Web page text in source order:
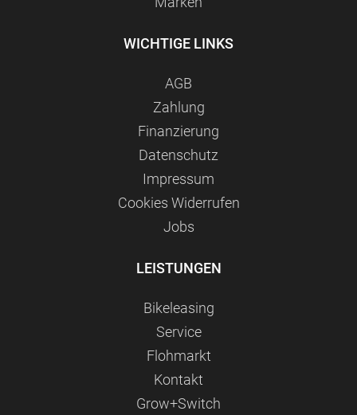
WICHTIGE LINKS
AGB
Zahlung
Finanzierung
Datenschutz
Impressum
Сookies Widerrufen
Jobs
LEISTUNGEN
Bikeleasing
Service
Flohmarkt
Kontakt
Grow+Switch